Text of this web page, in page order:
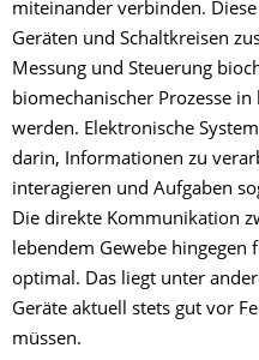
miteinander verbinden.
Geräten und Schaltkreisen
Messung und Steuerung
biomechanischer Prozesse
werden. Elektronische
darin, Informationen zu
interagieren und Aufgaben
Die direkte Kommunikation
lebendem Gewebe
optimal. Das liegt unter
Geräte aktuell stets gut vor
müssen.